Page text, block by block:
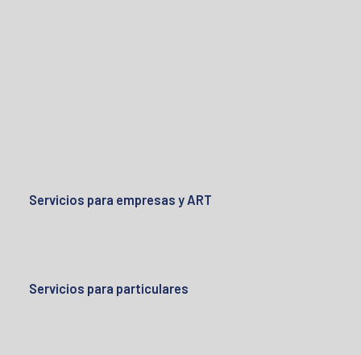
Servicios para empresas y ART
Servicios para particulares